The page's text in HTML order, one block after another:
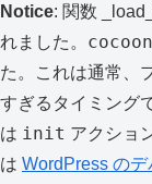
Notice: 関数
れました。 cocoon
た。これは通常、
すぎるタイミング
は init アクショ
は WordPress のデ